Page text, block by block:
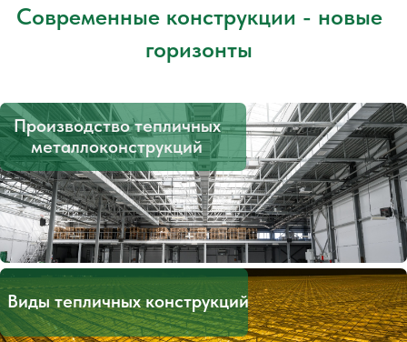
Сталь. Точность. Инновации.
Точность и качество работы
достигались годами
Услуги по
металлообработке